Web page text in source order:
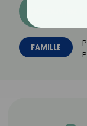
FAMILLE